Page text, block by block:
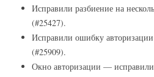
Исправили разбиение на
(#25427).
Исправили ошибку
(#25909).
Окно авторизации —